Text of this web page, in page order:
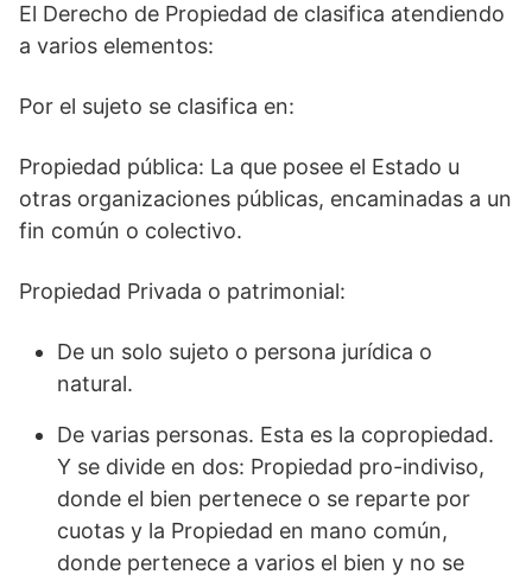
El Derecho de Propiedad de clasifica atendiendo
a varios elementos:
Por el sujeto se clasifica en:
Propiedad pública: La que posee el Estado u
otras organizaciones públicas, encaminadas a un
fin común o colectivo.
Propiedad Privada o patrimonial:
De un solo sujeto o persona jurídica o
natural.
De varias personas. Esta es la copropiedad.
Y se divide en dos: Propiedad pro-indiviso,
donde el bien pertenece o se reparte por
cuotas y la Propiedad en mano común,
donde pertenece a varios el bien y no se